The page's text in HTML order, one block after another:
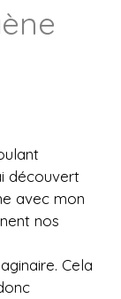
découvert
avec mon
nos
Cela